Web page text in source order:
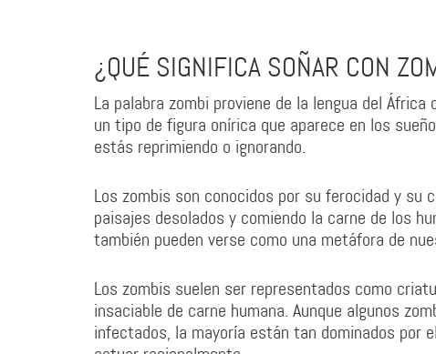
¿QUÉ SIGNIFICA SOÑAR CON
La palabra zombi proviene de la lengua del
un tipo de figura onírica que aparece en los
estás reprimiendo o ignorando.
Los zombis son conocidos por su ferocidad y su
paisajes desolados y comiendo la carne de los
también pueden verse como una metáfora de
Los zombis suelen ser representados como
insaciable de carne humana. Aunque algunos
infectados, la mayoría están tan dominados por